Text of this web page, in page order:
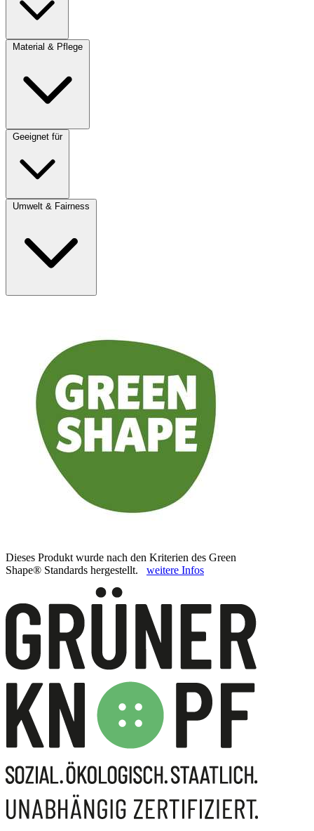
Material & Pflege
Geeignet für
Umwelt & Fairness
Dieses Produkt wurde nach den Kriterien des Green
Shape® Standards hergestellt. weitere Infos